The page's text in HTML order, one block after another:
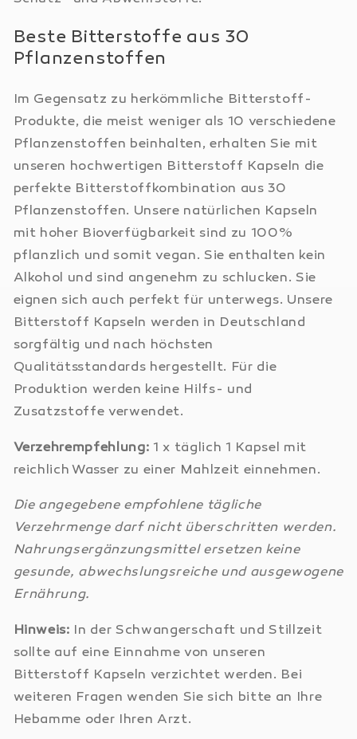
Beste Bitterstoffe aus 30
Pflanzenstoffen
Im Gegensatz zu herkömmliche Bitterstoff-
Produkte, die meist weniger als 10 verschiedene
Pflanzenstoffen beinhalten, erhalten Sie mit
unseren hochwertigen Bitterstoff Kapseln die
perfekte Bitterstoffkombination aus 30
Pflanzenstoffen. Unsere natürlichen Kapseln
mit hoher Bioverfügbarkeit sind zu 100%
pflanzlich und somit vegan. Sie enthalten kein
Alkohol und sind angenehm zu schlucken. Sie
eignen sich auch perfekt für unterwegs. Unsere
Bitterstoff Kapseln werden in Deutschland
sorgfältig und nach höchsten
Qualitätsstandards hergestellt. Für die
Produktion werden keine Hilfs- und
Zusatzstoffe verwendet.
Verzehrempfehlung: 1 x täglich 1 Kapsel mit
reichlich Wasser zu einer Mahlzeit einnehmen.
Die angegebene empfohlene tägliche
Verzehrmenge darf nicht überschritten werden.
Nahrungsergänzungsmittel ersetzen keine
gesunde, abwechslungsreiche und ausgewogene
Ernährung.
Hinweis: In der Schwangerschaft und Stillzeit
sollte auf eine Einnahme von unseren
Bitterstoff Kapseln verzichtet werden. Bei
weiteren Fragen wenden Sie sich bitte an Ihre
Hebamme oder Ihren Arzt.